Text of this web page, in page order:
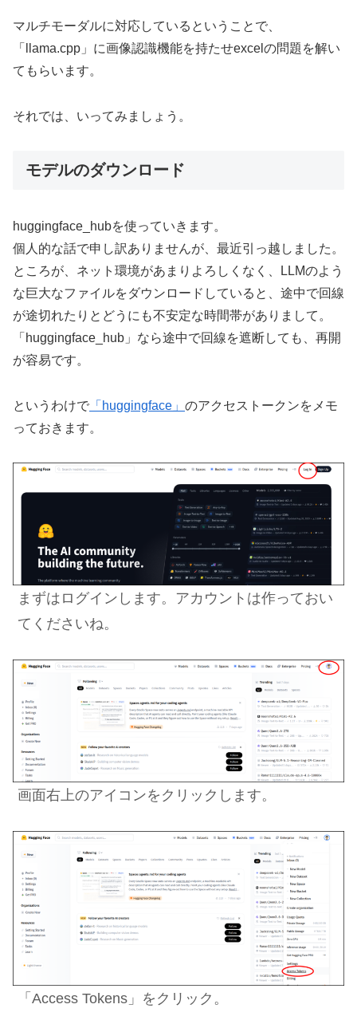
マルチモーダルに対応しているということで、
「llama.cpp」に画像認識機能を持たせexcelの問題を解い
てもらいます。
それでは、いってみましょう。
モデルのダウンロード
huggingface_hubを使っていきます。
個人的な話で申し訳ありませんが、最近引っ越しました。
ところが、ネット環境があまりよろしくなく、LLMのよう
な巨大なファイルをダウンロードしていると、途中で回線
が途切れたりとどうにも不安定な時間帯がありまして。
「huggingface_hub」なら途中で回線を遮断しても、再開
が容易です。
というわけで 「huggingface」 のアクセストークンをメモ
っておきます。
まずはログインします。アカウントは作っておい
てくださいね。
画面右上のアイコンをクリックします。
「Access Tokens」をクリック。